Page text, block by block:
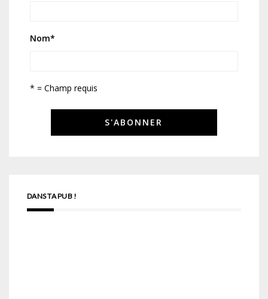
Nom*
* = Champ requis
DANS TA PUB !